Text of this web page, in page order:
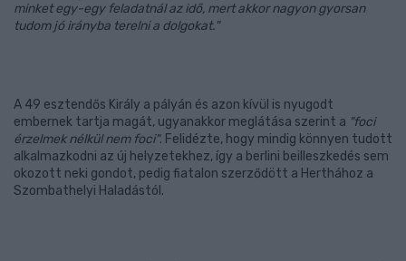
minket egy-egy feladatnál az idő, mert akkor nagyon gyorsan
tudom jó irányba terelni a dolgokat."
A 49 esztendős Király a pályán és azon kívül is nyugodt
embernek tartja magát, ugyanakkor meglátása szerint a "foci
érzelmek nélkül nem foci". Felidézte, hogy mindig könnyen tudott
alkalmazkodni az új helyzetekhez, így a berlini beilleszkedés sem
okozott neki gondot, pedig fiatalon szerződött a Herthához a
Szombathelyi Haladástól.